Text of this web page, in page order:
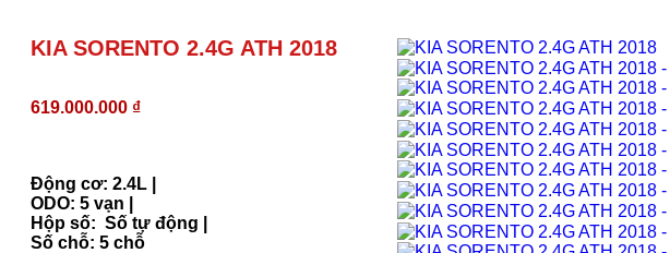
KIA SORENTO 2.4G ATH 2018
619.000.000 ₫
Động cơ: 2.4L |
ODO: 5 vạn |
Hộp số: Số tự động |
Số chỗ: 5 chỗ